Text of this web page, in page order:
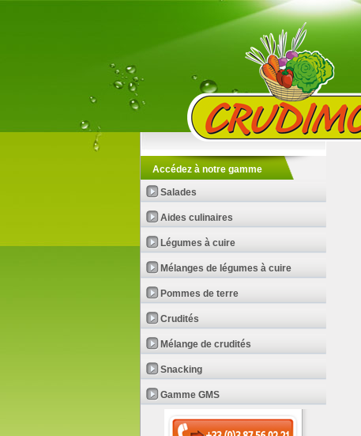
Accédez à notre gamme
Salades
Aides culinaires
Légumes à cuire
Mélanges de légumes à cuire
Pommes de terre
Crudités
Mélange de crudités
Snacking
Gamme GMS